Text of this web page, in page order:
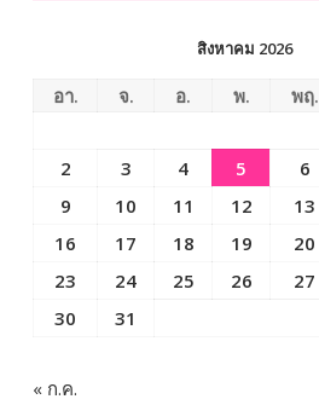
สิงหาคม 2026
อา. จ. อ. พ. พฤ.
2
3 4 5 6
9
10 11 12 13
16
17 18 19 20
23
24 25 26 27
30
31
« ก.ค.